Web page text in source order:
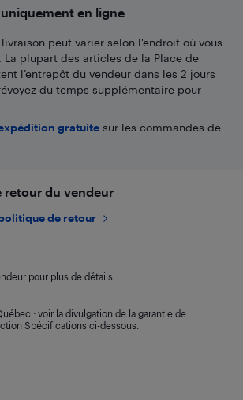
en ligne
peut varier selon l'endroit où vous
La plupart des articles de la Place de
l’entrepôt du vendeur dans les 2 jours
du temps supplémentaire pour
gratuite sur les commandes de
retour du vendeur
de retour
pour plus de détails.
: voir la divulgation de la garantie de
Spécifications ci-dessous.